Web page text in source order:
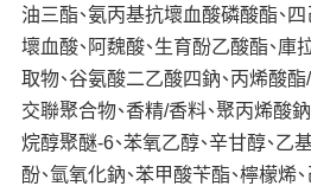
油三酯、氨丙基抗壞血酸磷酸酯、
壞血酸、阿魏酸、生育酚乙酸酯、庫
取物、谷氨酸二乙酸四鈉、丙烯酸
交聯聚合物、香精/香料、聚丙烯酸
烷醇聚醚-6、苯氧乙醇、辛甘醇、乙
酚、氫氧化鈉、苯甲酸苄酯、檸檬烯